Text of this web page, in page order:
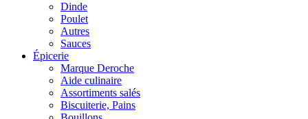
Dinde
Poulet
Autres
Sauces
Épicerie
Marque Deroche
Aide culinaire
Assortiments salés
Biscuiterie, Pains